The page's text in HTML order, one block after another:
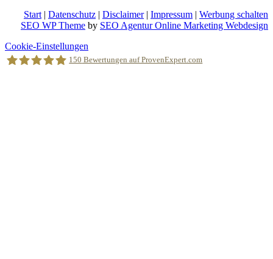
Start | Datenschutz | Disclaimer| Impressum | Werbung schalten
SEO WP Theme by SEO Agentur Online Marketing Webdesign
Nach
oben
scrollen
Cookie-Einstellungen
150 Bewertungen auf ProvenExpert.com